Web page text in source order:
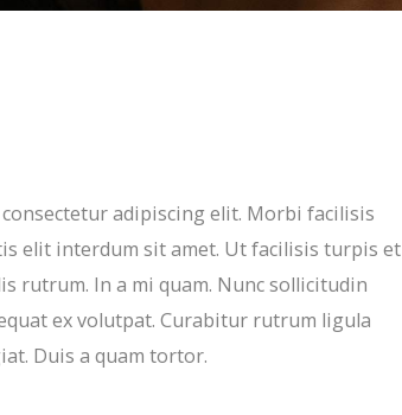
adipiscing elit. Morbi facilisis
elit interdum sit amet. Ut facilisis turpis et
rutrum. In a mi quam. Nunc sollicitudin
ex volutpat. Curabitur rutrum ligula
Duis a quam tortor.